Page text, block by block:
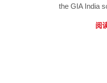
the GIA India
阅